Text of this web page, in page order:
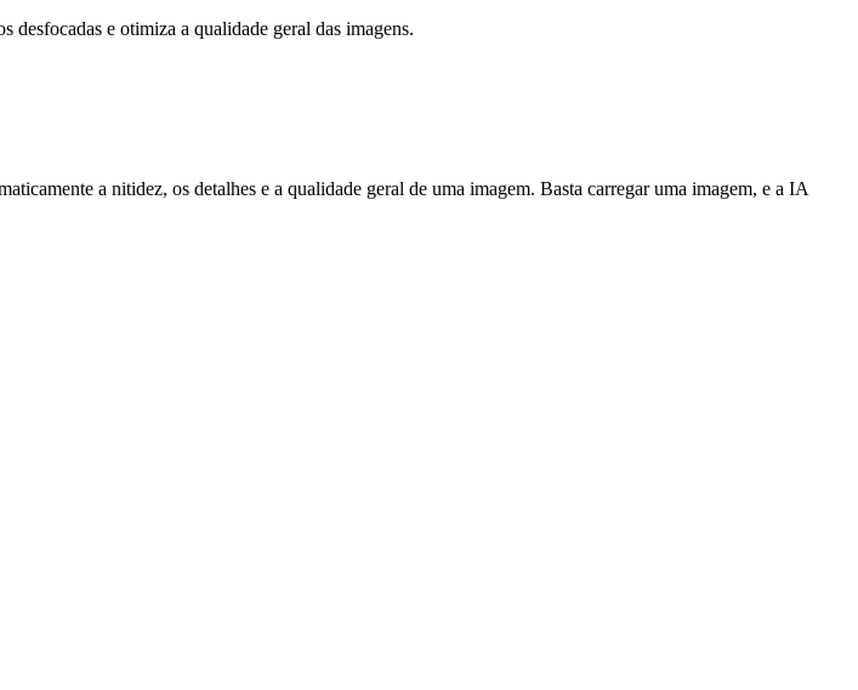
e otimiza a qualidade geral das imagens.
a nitidez, os detalhes e a qualidade geral de uma imagem. Basta carregar uma imagem, e a IA